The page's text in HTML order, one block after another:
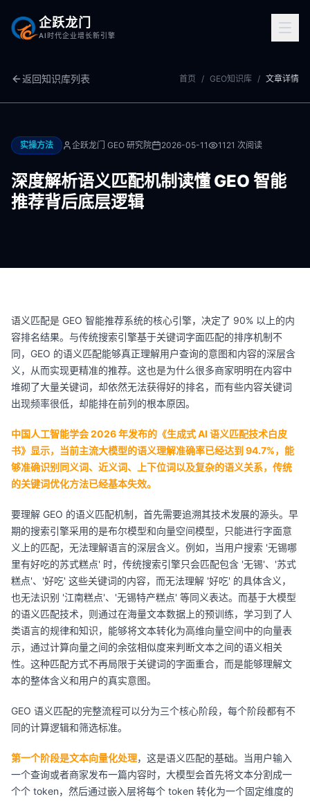
企跃龙门
AI时代企业增长新引擎
返回知识库列表 首页 / GEO知识库 / 文章详情
实操方法 企跃龙门 GEO 研究院 2026-05-11 1121 次阅读
深度解析语义匹配机制读懂 GEO 智能
推荐背后底层逻辑
语义匹配是 GEO 智能推荐系统的核心引擎，决定了 90% 以上的内
容排名结果。与传统搜索引擎基于关键词字面匹配的排序机制不
同，GEO 的语义匹配能够真正理解用户查询的意图和内容的深层含
义，从而实现更精准的推荐。这也是为什么很多商家明明在内容中
堆砌了大量关键词，却依然无法获得好的排名，而有些内容关键词
出现频率很低，却能排在前列的根本原因。
中国人工智能学会 2026 年发布的《生成式 AI 语义匹配技术白皮
书》显示，当前主流大模型的语义理解准确率已经达到 94.7%，能
够准确识别同义词、近义词、上下位词以及复杂的语义关系，传统
的关键词优化方法已经基本失效。
要理解 GEO 的语义匹配机制，首先需要追溯其技术发展的源头。早
期的搜索引擎采用的是布尔模型和向量空间模型，只能进行字面意
义上的匹配，无法理解语言的深层含义。例如，当用户搜索 '无锡哪
里有好吃的苏式糕点' 时，传统搜索引擎只会匹配包含 '无锡'、'苏式
糕点'、'好吃' 这些关键词的内容，而无法理解 '好吃' 的具体含义，
也无法识别 '江南糕点'、'无锡特产糕点' 等同义表达。而基于大模型
的语义匹配技术，则通过在海量文本数据上的预训练，学习到了人
类语言的规律和知识，能够将文本转化为高维向量空间中的向量表
示，通过计算向量之间的余弦相似度来判断文本之间的语义相关
性。这种匹配方式不再局限于关键词的字面重合，而是能够理解文
本的整体含义和用户的真实意图。
GEO 语义匹配的完整流程可以分为三个核心阶段，每个阶段都有不
同的计算逻辑和筛选标准。
第一个阶段是文本向量化处理，这是语义匹配的基础。当用户输入
一个查询或者商家发布一篇内容时，大模型会首先将文本分割成一
个个 token，然后通过嵌入层将每个 token 转化为一个固定维度的